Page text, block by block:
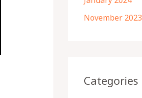
November 2023
Categories